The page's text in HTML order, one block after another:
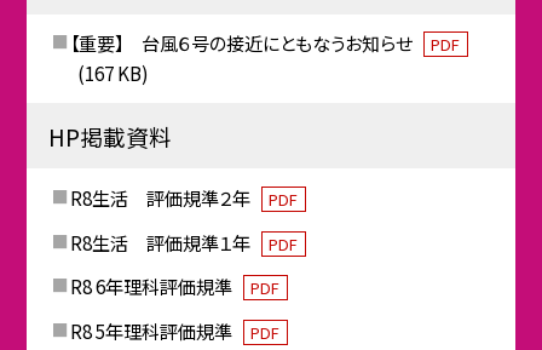
【重要】 台風６号の接近にともなうお知らせ PDF
(167 KB)
HP掲載資料
R8生活 評価規準２年 PDF
R8生活 評価規準１年 PDF
R8 6年理科評価規準 PDF
R8 5年理科評価規準 PDF